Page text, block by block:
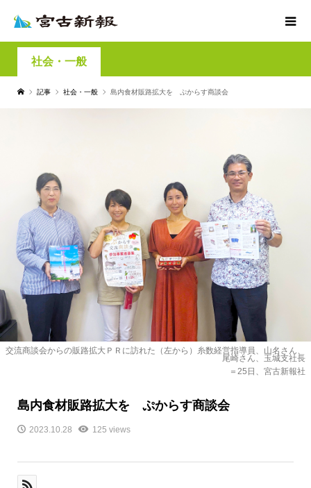
社会・一般
記事 社会・一般 島内食材販路拡大を ぷからす商談会
交流商談会からの販路拡大ＰＲに訪れた（左から）糸数経営指導員、山名さん、
尾崎さん、玉城支社長
＝25日、宮古新報社
島内食材販路拡大を ぷからす商談会
2023.10.28 125 views